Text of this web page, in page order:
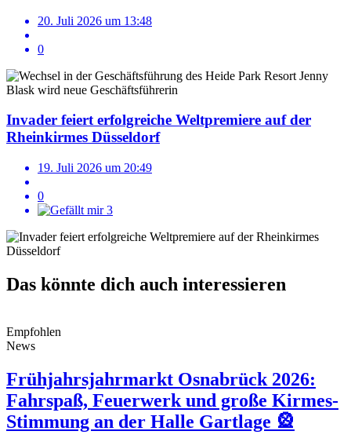
20. Juli 2026 um 13:48
0
Invader feiert erfolgreiche Weltpremiere auf der
Rheinkirmes Düsseldorf
19. Juli 2026 um 20:49
0
3
Das könnte dich auch interessieren
Empfohlen
News
Frühjahrsjahrmarkt Osnabrück 2026:
Fahrspaß, Feuerwerk und große Kirmes-
Stimmung an der Halle Gartlage 🎡